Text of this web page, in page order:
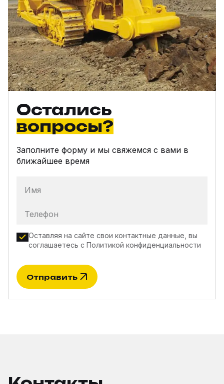
Остались
вопросы?
Заполните форму и мы свяжемся с вами в
ближайшее время
Имя
Телефон
Оставляя на сайте свои контактные данные, вы
соглашаетесь с Политикой конфиденциальности
Отправить